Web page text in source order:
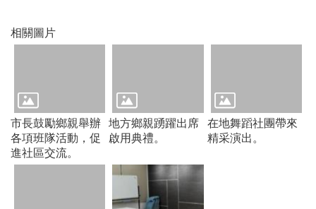
題
府
E
n
相關圖片
市長鼓勵鄉親舉辦
各項班隊活動，促
進社區交流。
地方鄉親踴躍出席
啟用典禮。
在地舞蹈社團帶來
精采演出。